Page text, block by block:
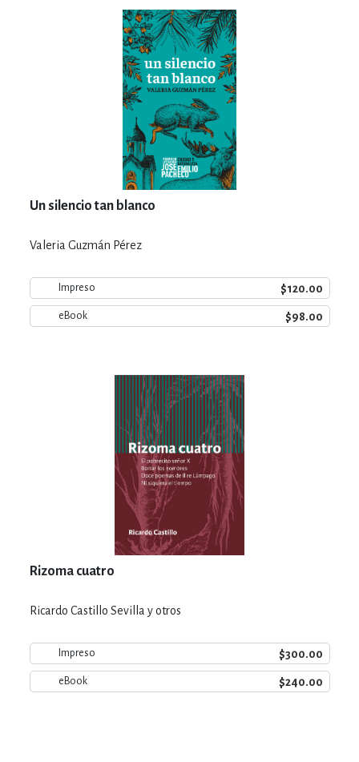
Un silencio tan blanco
Valeria Guzmán Pérez
Impreso $120.00
eBook $98.00
Rizoma cuatro
Ricardo Castillo Sevilla y otros
Impreso $300.00
eBook $240.00